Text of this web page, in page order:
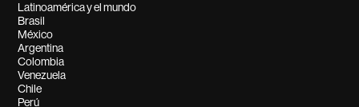
Latinoamérica y el mundo
Brasil
México
Argentina
Colombia
Venezuela
Chile
Perú